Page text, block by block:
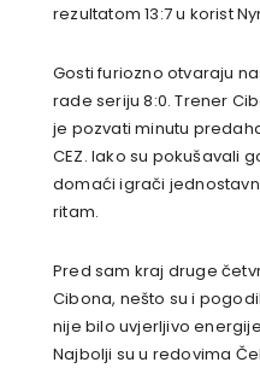
rezultatom 13:7 u korist
Gosti furiozno otvaraju
rade seriju 8:0. Trener
je pozvati minutu
CEZ. Iako su pokušavali
domaći igrači
ritam.
Pred sam kraj druge
Cibona, nešto su i
nije bilo uvjerljivo
Najbolji su u redovima